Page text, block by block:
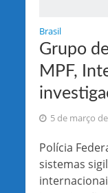
Brasil
Grupo
MPF,
5 de março
Polícia
sistemas